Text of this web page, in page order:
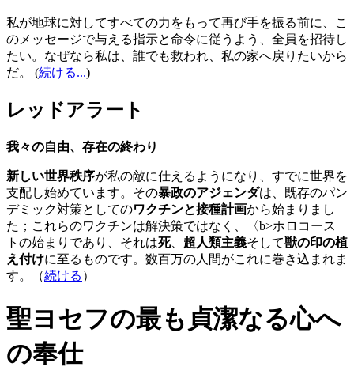
私が地球に対してすべての力をもって再び手を振る前に、こ
のメッセージで与える指示と命令に従うよう、全員を招待し
たい。なぜなら私は、誰でも救われ、私の家へ戻りたいから
だ。
(続ける...)
レッドアラート
我々の自由、存在の終わり
新しい世界秩序が私の敵に仕えるようになり、すでに世界を
支配し始めています。その暴政のアジェンダは、既存のパン
デミック対策としてのワクチンと接種計画から始まりまし
た；これらのワクチンは解決策ではなく、〈b>ホロコース
トの始まりであり、それは死、 超人類主義そして獣の印の植
え付けに至るものです。数百万の人間がこれに巻き込まれま
す。（続ける ）
聖ヨセフの最も貞潔なる心へ
の奉仕